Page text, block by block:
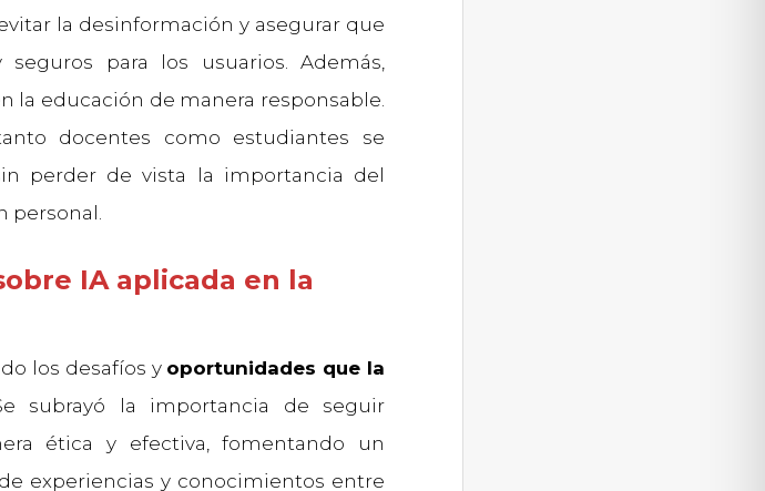
la desinformación y asegurar que
para los usuarios. Además,
la educación de manera responsable.
docentes como estudiantes se
perder de vista la importancia del
personal.
IA aplicada en la
los desafíos y oportunidades que la
subrayó la importancia de seguir
ética y efectiva, fomentando un
experiencias y conocimientos entre